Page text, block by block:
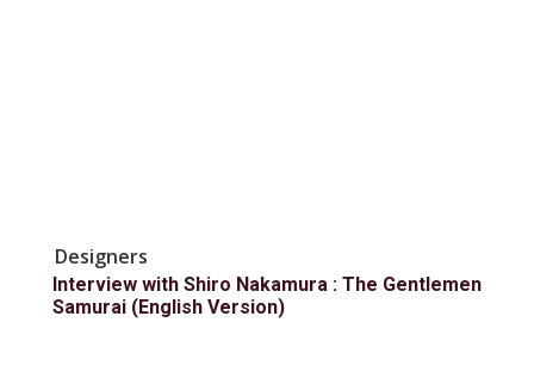
Designers
Interview with Shiro Nakamura : The Gentlemen
Samurai (English Version)